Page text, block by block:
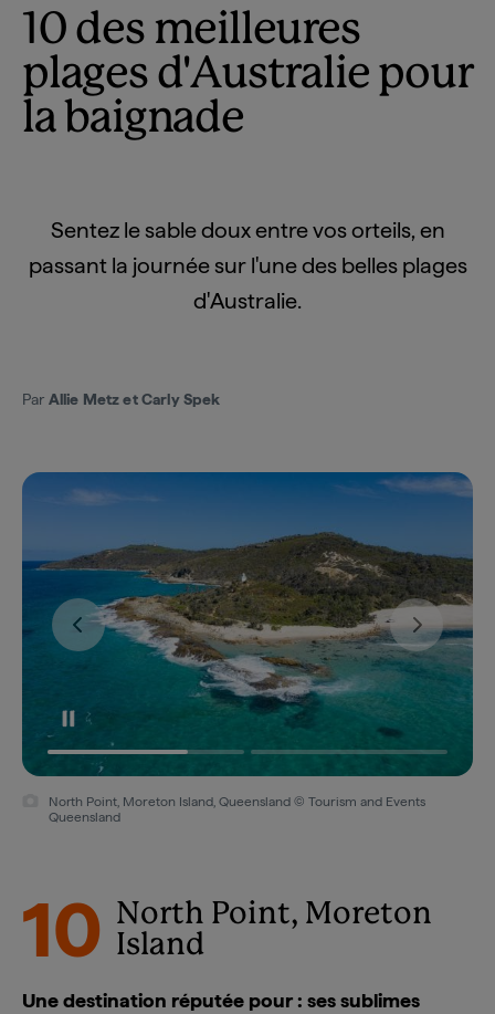
10 des meilleures
plages d'Australie pour
la baignade
Sentez le sable doux entre vos orteils, en
passant la journée sur l'une des belles plages
d'Australie.
Par Allie Metz et Carly Spek
North Point, Moreton Island, Queensland © Tourism and Events
Queensland
10 North Point, Moreton
Island
Une destination réputée pour : ses sublimes